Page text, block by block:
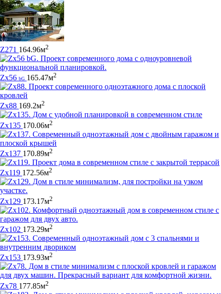
Z271 164.96м2
Zx56 bG 165.47м2
Zx88 169.2м2
Zx135 170.06м2
Zx137 170.89м2
Zx119 172.56м2
Zx129 173.17м2
Zx102 173.29м2
Zx153 173.93м2
Zx78 177.85м2